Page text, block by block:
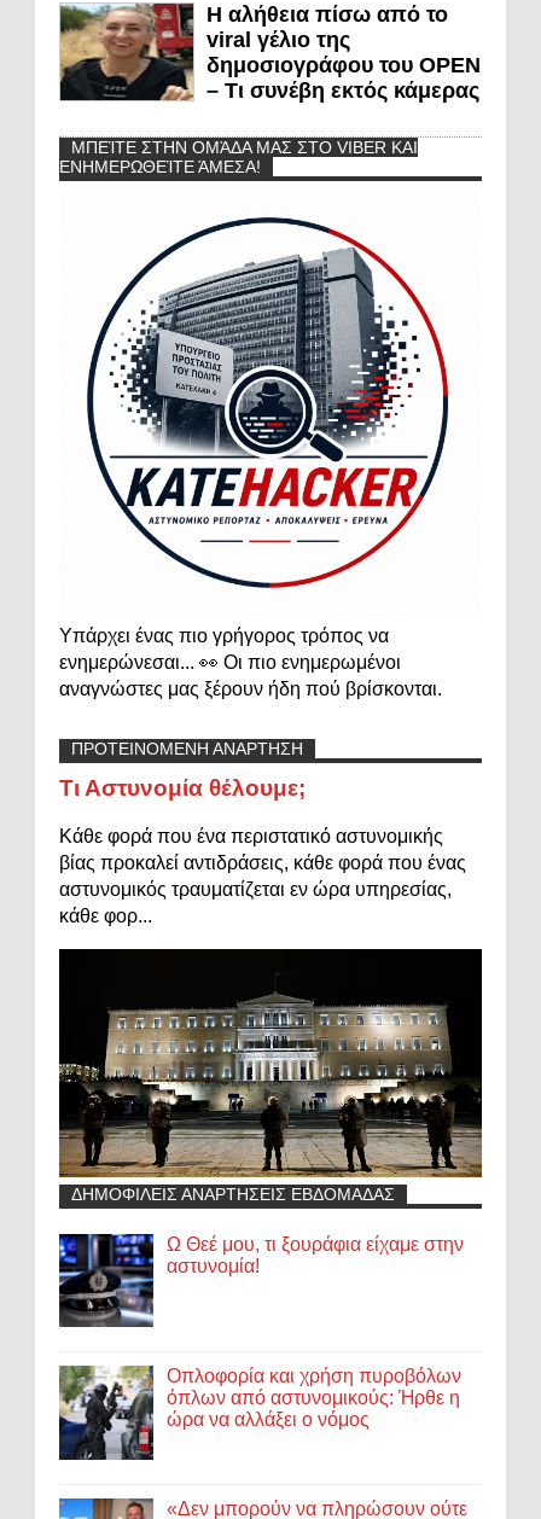
Η αλήθεια πίσω από το
viral γέλιο της
δημοσιογράφου του OPEN
– Τι συνέβη εκτός κάμερας
ΜΠΕΊΤΕ ΣΤΗΝ ΟΜΆΔΑ ΜΑΣ ΣΤΟ VIBER ΚΑΙ
ΕΝΗΜΕΡΩΘΕΊΤΕ ΆΜΕΣΑ!
Υπάρχει ένας πιο γρήγορος τρόπος να
ενημερώνεσαι... 👀 Οι πιο ενημερωμένοι
αναγνώστες μας ξέρουν ήδη πού βρίσκονται.
ΠΡΟΤΕΙΝΟΜΕΝΗ ΑΝΑΡΤΗΣΗ
Τι Αστυνομία θέλουμε;
Κάθε φορά που ένα περιστατικό αστυνομικής
βίας προκαλεί αντιδράσεις, κάθε φορά που ένας
αστυνομικός τραυματίζεται εν ώρα υπηρεσίας,
κάθε φορ...
ΔΗΜΟΦΙΛΕΙΣ ΑΝΑΡΤΗΣΕΙΣ ΕΒΔΟΜΑΔΑΣ
Ω Θεέ μου, τι ξουράφια είχαμε στην
αστυνομία!
Οπλοφορία και χρήση πυροβόλων
όπλων από αστυνομικούς: Ήρθε η
ώρα να αλλάξει ο νόμος
«Δεν μπορούν να πληρώσουν ούτε